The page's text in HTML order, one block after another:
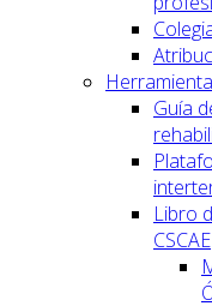
Guía
Libro
CSCAE